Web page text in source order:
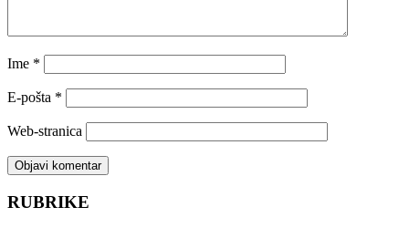
Ime *
E-pošta *
Web-stranica
RUBRIKE